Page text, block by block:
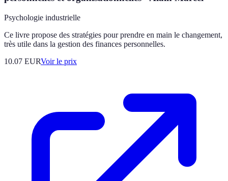
Psychologie industrielle
Ce livre propose des stratégies pour prendre en main le changement,
très utile dans la gestion des finances personnelles.
10.07 EURVoir le prix